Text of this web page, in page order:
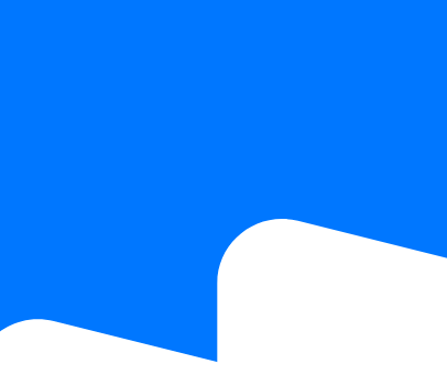
обработки персональных данных.